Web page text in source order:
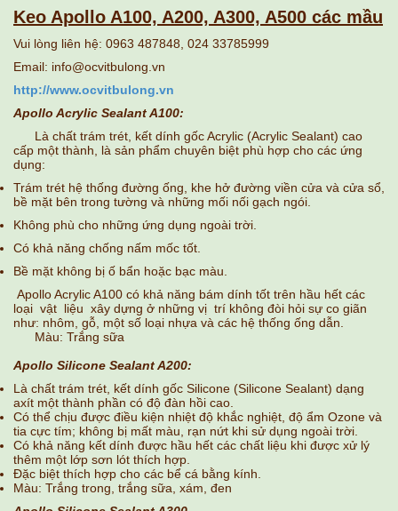
Keo Apollo A100, A200, A300, A500 các mầu
Vui lòng liên hệ: 0963 487848, 024 33785999
Email: info@ocvitbulong.vn
http://www.ocvitbulong.vn
Apollo Acrylic Sealant A100:
Là chất trám trét, kết dính gốc Acrylic (Acrylic Sealant) cao
cấp một thành, là sản phẩm chuyên biệt phù hợp cho các ứng
dụng:
Trám trét hệ thống đường ống, khe hở đường viền cửa và cửa sổ,
bề mặt bên trong tường và những mối nối gạch ngói.
Không phù cho những ứng dụng ngoài trời.
Có khả năng chống nấm mốc tốt.
Bề mặt không bị ố bẩn hoặc bạc màu.
Apollo Acrylic A100 có khả năng bám dính tốt trên hầu hết các
loại vật liệu xây dựng ở những vị trí không đòi hỏi sự co giãn
như: nhôm, gỗ, một số loại nhựa và các hệ thống ống dẫn.
Màu: Trắng sữa
Apollo Silicone Sealant A200:
Là chất trám trét, kết dính gốc Silicone (Silicone Sealant) dạng
axít một thành phần có độ đàn hồi cao.
Có thể chịu được điều kiện nhiệt độ khắc nghiệt, độ ẩm Ozone và
tia cực tím; không bị mất màu, rạn nứt khi sử dụng ngoài trời.
Có khả năng kết dính được hầu hết các chất liệu khi được xử lý
thêm một lớp sơn lót thích hợp.
Đặc biệt thích hợp cho các bể cá bằng kính.
Màu: Trắng trong, trắng sữa, xám, đen